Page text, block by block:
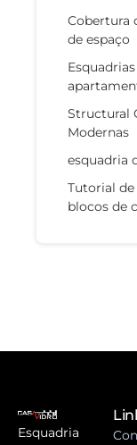
Cobertura
de espaço
Structural
Modernas
esquadria
Tutorial de
blocos de
Esquadria